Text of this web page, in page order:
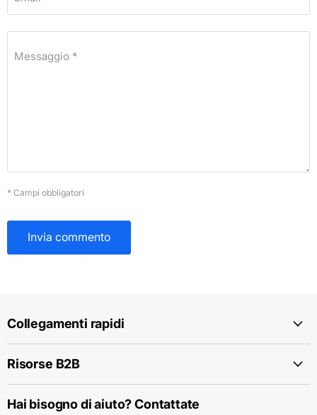
Messaggio *
* Campi obbligatori
Invia commento
Collegamenti rapidi
Risorse B2B
Hai bisogno di aiuto? Contattate